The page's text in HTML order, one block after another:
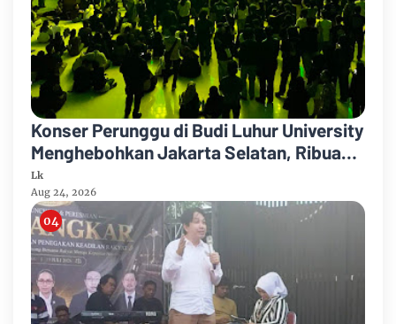
Konser Perunggu di Budi Luhur University
Menghebohkan Jakarta Selatan, Ribuan
Penonton Larut dalam Euforia!
Lk
Aug 24, 2026